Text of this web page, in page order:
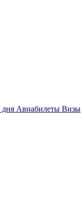
Авиабилеты Визы